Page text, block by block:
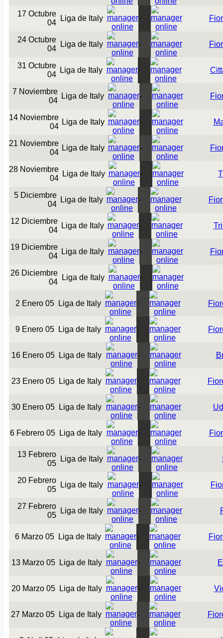
17 Octubre
04
Liga de Italy -
24 Octubre
04
Liga de Italy -
31 Octubre
04
Liga de Italy -
7 Noviembre
04
Liga de Italy -
14 Noviembre
04
Liga de Italy -
21 Noviembre
04
Liga de Italy -
28 Noviembre
04
Liga de Italy -
5 Diciembre
04
Liga de Italy -
12 Diciembre
04
Liga de Italy -
19 Diciembre
04
Liga de Italy -
26 Diciembre
04
Liga de Italy -
2 Enero 05 Liga de Italy -
9 Enero 05 Liga de Italy -
16 Enero 05 Liga de Italy -
23 Enero 05 Liga de Italy -
30 Enero 05 Liga de Italy -
6 Febrero 05 Liga de Italy -
13 Febrero
05
Liga de Italy -
20 Febrero
05
Liga de Italy -
27 Febrero
05
Liga de Italy -
6 Marzo 05 Liga de Italy -
13 Marzo 05 Liga de Italy -
20 Marzo 05 Liga de Italy -
27 Marzo 05 Liga de Italy -